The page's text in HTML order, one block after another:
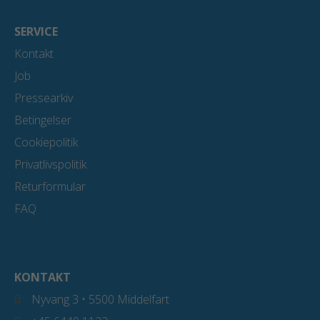
SERVICE
Kontakt
Job
Pressearkiv
Betingelser
Cookiepolitik
Privatlivspolitik
Returformular
FAQ
KONTAKT
Nyvang 3 • 5500 Middelfart